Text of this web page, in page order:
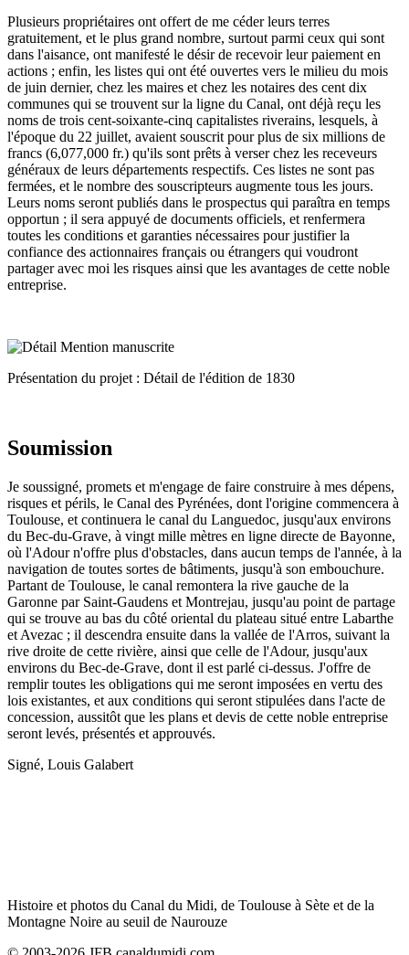
Plusieurs propriétaires ont offert de me céder leurs terres
gratuitement, et le plus grand nombre, surtout parmi ceux qui sont
dans l'aisance, ont manifesté le désir de recevoir leur paiement en
actions ; enfin, les listes qui ont été ouvertes vers le milieu du mois
de juin dernier, chez les maires et chez les notaires des cent dix
communes qui se trouvent sur la ligne du Canal, ont déjà reçu les
noms de trois cent-soixante-cinq capitalistes riverains, lesquels, à
l'époque du 22 juillet, avaient souscrit pour plus de six millions de
francs (6,077,000 fr.) qu'ils sont prêts à verser chez les receveurs
généraux de leurs départements respectifs. Ces listes ne sont pas
fermées, et le nombre des souscripteurs augmente tous les jours.
Leurs noms seront publiés dans le prospectus qui paraîtra en temps
opportun ; il sera appuyé de documents officiels, et renfermera
toutes les conditions et garanties nécessaires pour justifier la
confiance des actionnaires français ou étrangers qui voudront
partager avec moi les risques ainsi que les avantages de cette noble
entreprise.
Présentation du projet : Détail de l'édition de 1830
Soumission
Je soussigné, promets et m'engage de faire construire à mes dépens,
risques et périls, le Canal des Pyrénées, dont l'origine commencera à
Toulouse, et continuera le canal du Languedoc, jusqu'aux environs
du Bec-du-Grave, à vingt mille mètres en ligne directe de Bayonne,
où l'Adour n'offre plus d'obstacles, dans aucun temps de l'année, à la
navigation de toutes sortes de bâtiments, jusqu'à son embouchure.
Partant de Toulouse, le canal remontera la rive gauche de la
Garonne par Saint-Gaudens et Montrejau, jusqu'au point de partage
qui se trouve au bas du côté oriental du plateau situé entre Labarthe
et Avezac ; il descendra ensuite dans la vallée de l'Arros, suivant la
rive droite de cette rivière, ainsi que celle de l'Adour, jusqu'aux
environs du Bec-de-Grave, dont il est parlé ci-dessus. J'offre de
remplir toutes les obligations qui me seront imposées en vertu des
lois existantes, et aux conditions qui seront stipulées dans l'acte de
concession, aussitôt que les plans et devis de cette noble entreprise
seront levés, présentés et approuvés.
Signé, Louis Galabert
Histoire et photos du Canal du Midi, de Toulouse à Sète et de la
Montagne Noire au seuil de Naurouze